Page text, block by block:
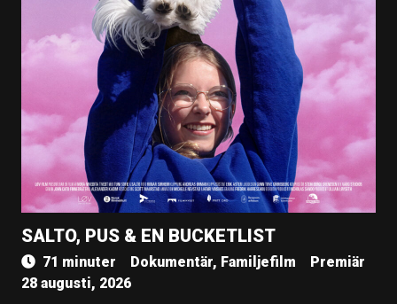
SALTO, PUS & EN BUCKETLIST
71 minuter Dokumentär, Familjefilm
Premiär
28 augusti, 2026